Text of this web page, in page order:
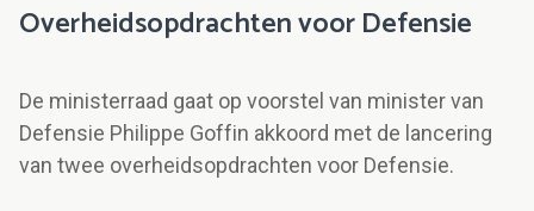
Overheidsopdrachten voor Defensie
De ministerraad gaat op voorstel van minister van
Defensie Philippe Goffin akkoord met de lancering
van twee overheidsopdrachten voor Defensie.